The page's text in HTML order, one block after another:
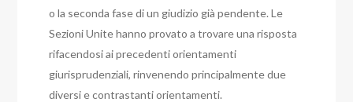
o la seconda fase di un giudizio già pendente.Le
Sezioni Unite hanno provato a trovare una risposta
rifacendosi ai precedenti orientamenti
giurisprudenziali, rinvenendo principalmente due
diversi e contrastanti orientamenti.